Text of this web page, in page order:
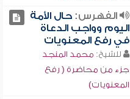
الفهرس:حال الأمة
اليوم وواجب الدعاة
في رفع المعنويات
للشيخ: محمد المنجد
جزء من محاضرة ( رفع
المعنويات)